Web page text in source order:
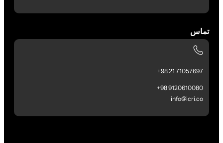
تماس
71057697 21 98+
9120610080 98+
info@icri.co